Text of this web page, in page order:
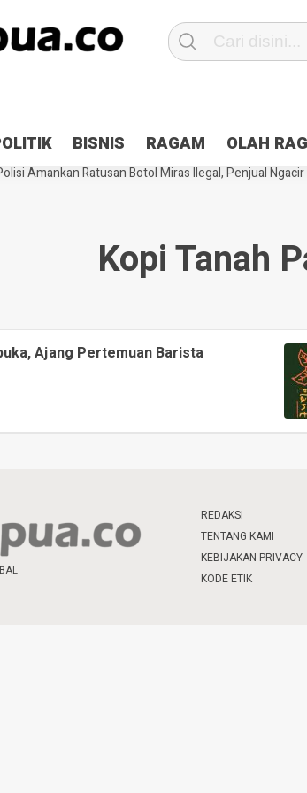
BISNIS RAGAM OLAH
Patroli 2×24 jam di Kota Jayapura
Pesan
5 Sentani Terbakar
Hibah Pilkada Jayapura Cair
Amankan Ratusan Botol Miras Ilegal, Penjual Ngacir
Kopi Tanah
Ajang Pertemuan Barista
REDAKSI
TENTANG KAMI
KEBIJAKAN PRIVACY
KODE ETIK